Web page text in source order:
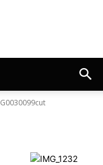
G0030099cut